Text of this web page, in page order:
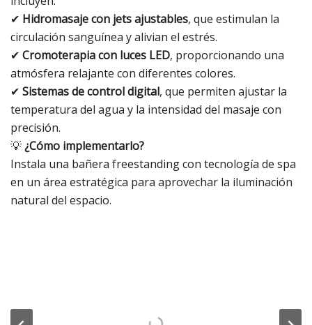
✔ Hidromasaje con jets ajustables, que estimulan la
circulación sanguínea y alivian el estrés.
✔ Cromoterapia con luces LED, proporcionando una
atmósfera relajante con diferentes colores.
✔ Sistemas de control digital, que permiten ajustar la
temperatura del agua y la intensidad del masaje con
precisión.
💡¿Cómo implementarlo?
Instala una bañera freestanding con tecnología de spa
en un área estratégica para aprovechar la iluminación
natural del espacio.